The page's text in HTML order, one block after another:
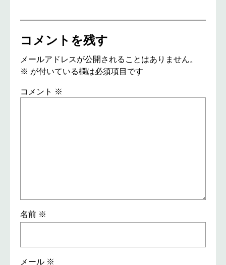
コメントを残す
メールアドレスが公開されることはありません。
※ が付いている欄は必須項目です
コメント ※
名前 ※
メール ※